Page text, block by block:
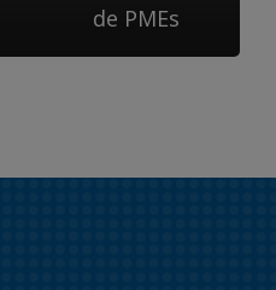
de PMEs